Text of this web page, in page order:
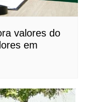
valores do
em